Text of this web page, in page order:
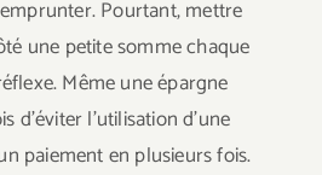
Pourtant, mettre
une petite somme chaque
Même une épargne
d’éviter l’utilisation d’une
paiement en plusieurs fois.